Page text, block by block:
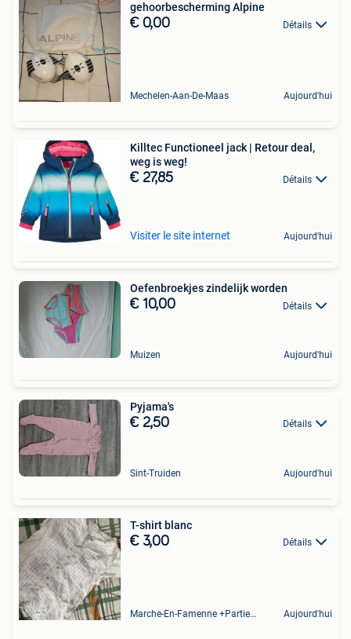
gehoorbescherming Alpine
€ 0,00 Détails
Mechelen-Aan-De-Maas Aujourd'hui
Killtec Functioneel jack | Retour deal,
weg is weg!
€ 27,85 Détails
Visiter le site internet Aujourd'hui
Oefenbroekjes zindelijk worden
€ 10,00 Détails
Muizen Aujourd'hui
Pyjama's
€ 2,50 Détails
Sint-Truiden Aujourd'hui
T-shirt blanc
€ 3,00 Détails
Marche-En-Famenne +Partie De Baillonville Et Noiseux Aujourd'hui